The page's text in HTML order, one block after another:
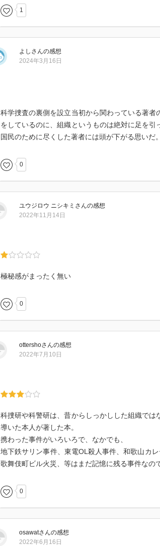
しかったと思う。もう少し失敗の話もほしかった
も良かったと思う。何しろ真面目な方らしく、全
思い出させた。「組織の中に異能の人が現れた場
かどうかというのがその組織に柔軟性があるか
いような組織はもう終わりなのだ」幕末の江戸幕
1
よし さんの感想
2024年3月16日
科学捜査の裏側を設立当初から関わっている著者
をしているのに、組織というものは絶対に足を
国民のために尽くした著者には頭が下がる思いだ。
0
ユウジロウ ニシキミ さんの感想
2022年11月14日
極秘感がまったく無い
0
ottershoさんの感想
2022年7月10日
科捜研や科警研は、昔からしっかしした組織では
導いた本人が著した本。
携わった事件がいろいろで、なかでも、
地下鉄サリン事件、東電OL殺人事件、和歌山カ
歌舞伎町ビル火災、等はまだ記憶に残る事件なの
0
osawatさんの感想
2022年6月16日